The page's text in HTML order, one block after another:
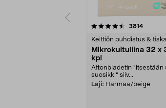
3814
Keittiön puhdistus &
Mikrokuituliina 32 x
kpl
Aftonbladetin "itsestään
suosikki" siiv...
Laji: Harmaa/beige
4.5viidestä